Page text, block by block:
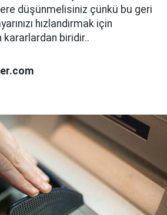
düşünmelisiniz çünkü bu geri
hızlandırmak için
biridir..